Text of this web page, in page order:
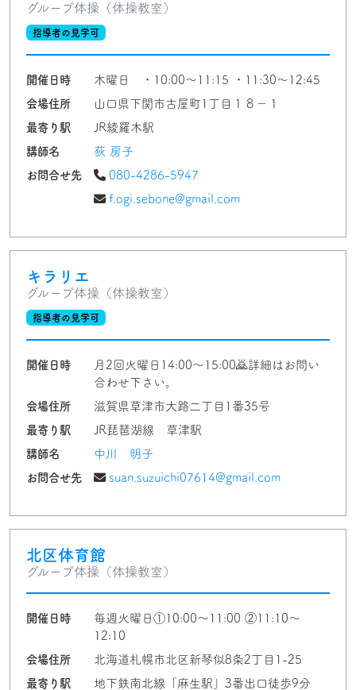
グループ体操（体操教室）
指導者の見学可
開催日時
木曜日 ・10:00〜11:15 ・11:30〜12:45
会場住所
山口県下関市古屋町1丁目１８－１
最寄り駅
JR綾羅木駅
講師名
荻 房子
お問合せ先
080-4286-5947
f.ogi.sebone@gmail.com
キラリエ
グループ体操（体操教室）
指導者の見学可
開催日時
月2回火曜日14:00〜15:00🙇詳細はお問い
合わせ下さい。
会場住所
滋賀県草津市大路二丁目1番35号
最寄り駅
JR琵琶湖線 草津駅
講師名
中川 明子
お問合せ先
suan.suzuichi07614@gmail.com
北区体育館
グループ体操（体操教室）
開催日時
毎週火曜日①10:00〜11:00 ②11:10〜
12:10
会場住所
北海道札幌市北区新琴似8条2丁目1-25
最寄り駅
地下鉄南北線「麻生駅」3番出口徒歩9分